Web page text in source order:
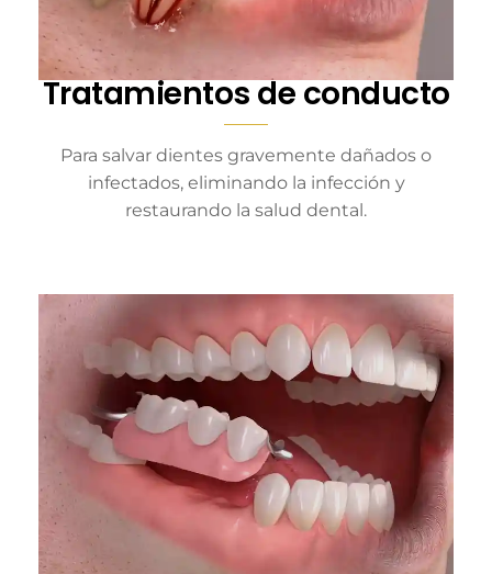
Tratamientos de conducto
Para salvar dientes gravemente dañados o
infectados, eliminando la infección y
restaurando la salud dental.